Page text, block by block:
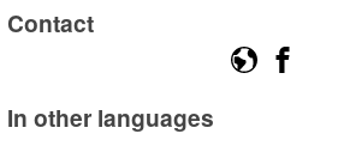
Contact
In other languages